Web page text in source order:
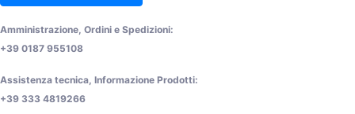
Amministrazione, Ordini e Spedizioni:
+39 0187 955108
Assistenza tecnica, Informazione Prodotti:
+39 333 4819266